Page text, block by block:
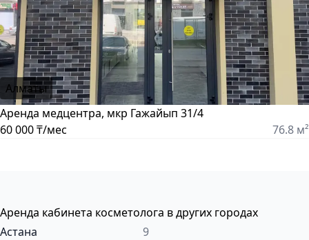
Алматы
Аренда медцентра, мкр Гажайып 31/4
60 000 ₸/мес
76.8 м²
Аренда кабинета косметолога в других городах
Астана
9